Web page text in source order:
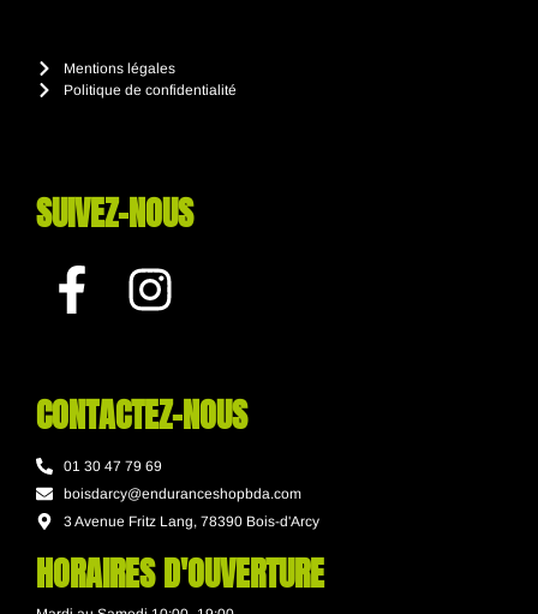
Mentions légales
Politique de confidentialité
SUIVEZ-NOUS
CONTACTEZ-NOUS
01 30 47 79 69
boisdarcy@enduranceshopbda.com
3 Avenue Fritz Lang, 78390 Bois-d'Arcy
HORAIRES D'OUVERTURE